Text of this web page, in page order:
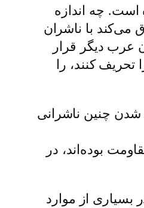
است. چه اندازه
با ناشران
عرب دیگر قرار
کنند، را
چنین ناشرانی
بوده‌اند، در
بسیاری از موارد